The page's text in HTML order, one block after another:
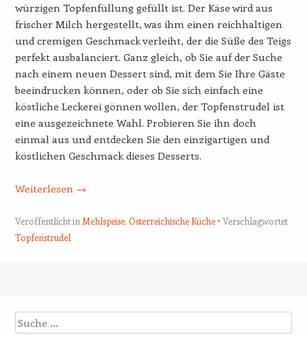
würzigen Topfenfüllung gefüllt ist. Der Käse wird aus
frischer Milch hergestellt, was ihm einen reichhaltigen
und cremigen Geschmack verleiht, der die Süße des Teigs
perfekt ausbalanciert. Ganz gleich, ob Sie auf der Suche
nach einem neuen Dessert sind, mit dem Sie Ihre Gäste
beeindrucken können, oder ob Sie sich einfach eine
köstliche Leckerei gönnen wollen, der Topfenstrudel ist
eine ausgezeichnete Wahl. Probieren Sie ihn doch
einmal aus und entdecken Sie den einzigartigen und
köstlichen Geschmack dieses Desserts.
Weiterlesen →
Veröffentlicht in Mehlspeise, Österreichische Küche
Verschlagwortet
Topfenstrudel
Suche